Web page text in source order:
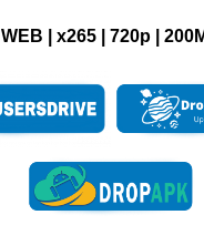
| WEB | x265 | 720p |